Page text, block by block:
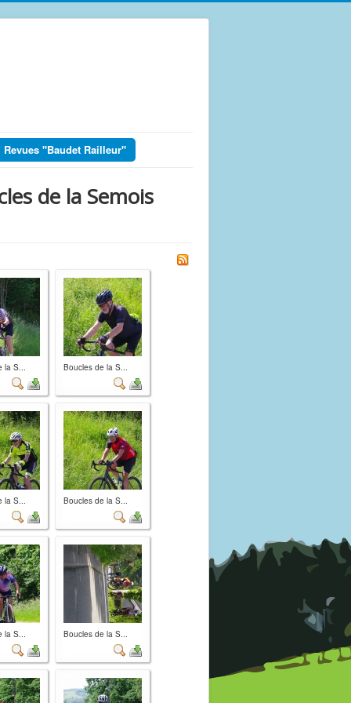
Revues "Baudet Railleur"
de la Semois
S... Boucles de la S...
S... Boucles de la S...
S... Boucles de la S...